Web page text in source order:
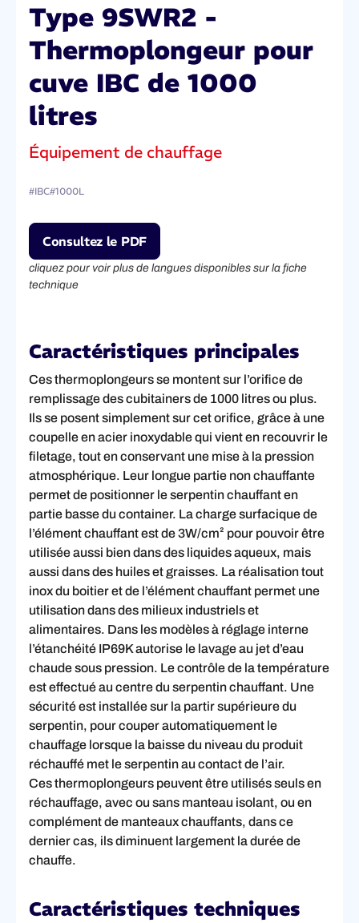
Type 9SWR2 -
Thermoplongeur pour
cuve IBC de 1000
litres
Équipement de chauffage
#IBC#1000L
Consultez le PDF
cliquez pour voir plus de langues disponibles sur la fiche
technique
Caractéristiques principales
Ces thermoplongeurs se montent sur l’orifice de
remplissage des cubitainers de 1000 litres ou plus.
Ils se posent simplement sur cet orifice, grâce à une
coupelle en acier inoxydable qui vient en recouvrir le
filetage, tout en conservant une mise à la pression
atmosphérique. Leur longue partie non chauffante
permet de positionner le serpentin chauffant en
partie basse du container. La charge surfacique de
l’élément chauffant est de 3W/cm² pour pouvoir être
utilisée aussi bien dans des liquides aqueux, mais
aussi dans des huiles et graisses. La réalisation tout
inox du boitier et de l’élément chauffant permet une
utilisation dans des milieux industriels et
alimentaires. Dans les modèles à réglage interne
l’étanchéité IP69K autorise le lavage au jet d’eau
chaude sous pression. Le contrôle de la température
est effectué au centre du serpentin chauffant. Une
sécurité est installée sur la partir supérieure du
serpentin, pour couper automatiquement le
chauffage lorsque la baisse du niveau du produit
réchauffé met le serpentin au contact de l’air.
Ces thermoplongeurs peuvent être utilisés seuls en
réchauffage, avec ou sans manteau isolant, ou en
complément de manteaux chauffants, dans ce
dernier cas, ils diminuent largement la durée de
chauffe.
Caractéristiques techniques